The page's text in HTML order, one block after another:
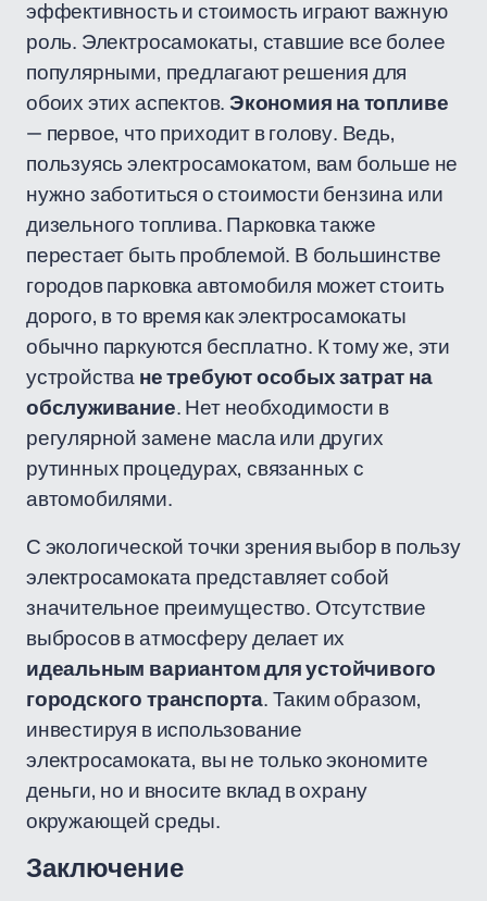
эффективность и стоимость играют важную
роль. Электросамокаты, ставшие все более
популярными, предлагают решения для
обоих этих аспектов.Экономия на топливе
— первое, что приходит в голову. Ведь,
пользуясь электросамокатом, вам больше не
нужно заботиться о стоимости бензина или
дизельного топлива. Парковка также
перестает быть проблемой. В большинстве
городов парковка автомобиля может стоить
дорого, в то время как электросамокаты
обычно паркуются бесплатно. К тому же, эти
устройстване требуют особых затрат на
обслуживание. Нет необходимости в
регулярной замене масла или других
рутинных процедурах, связанных с
автомобилями.
С экологической точки зрения выбор в пользу
электросамоката представляет собой
значительное преимущество. Отсутствие
выбросов в атмосферу делает их
идеальным вариантом для устойчивого
городского транспорта. Таким образом,
инвестируя в использование
электросамоката, вы не только экономите
деньги, но и вносите вклад в охрану
окружающей среды.
Заключение